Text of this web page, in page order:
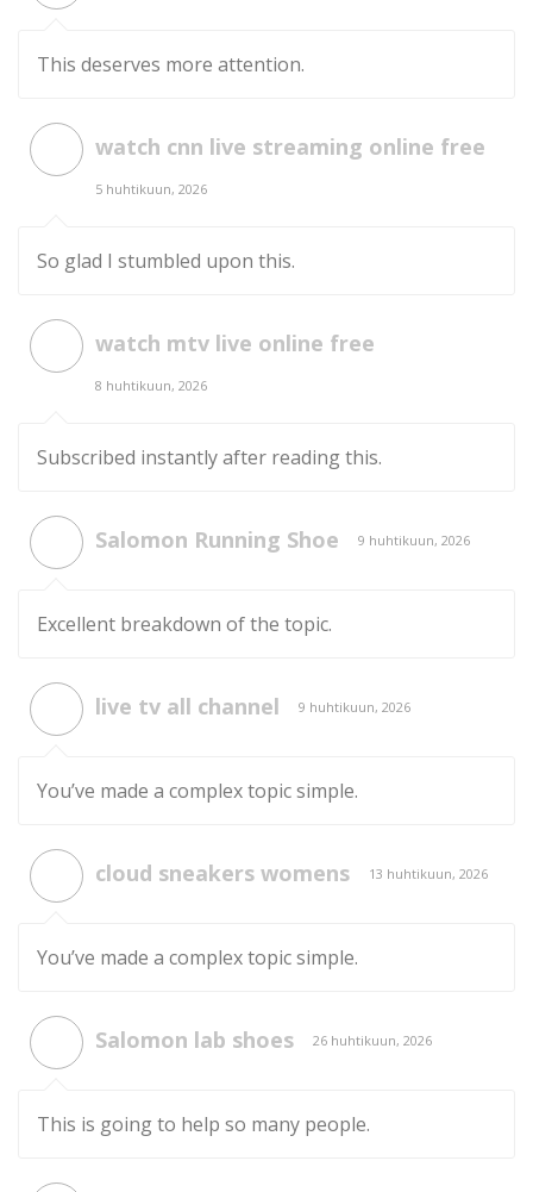
This deserves more attention.
watch cnn live streaming online free
5 huhtikuun, 2026
So glad I stumbled upon this.
watch mtv live online free
8 huhtikuun, 2026
Subscribed instantly after reading this.
Salomon Running Shoe 9 huhtikuun, 2026
Excellent breakdown of the topic.
live tv all channel 9 huhtikuun, 2026
You’ve made a complex topic simple.
cloud sneakers womens 13 huhtikuun, 2026
You’ve made a complex topic simple.
Salomon lab shoes 26 huhtikuun, 2026
This is going to help so many people.